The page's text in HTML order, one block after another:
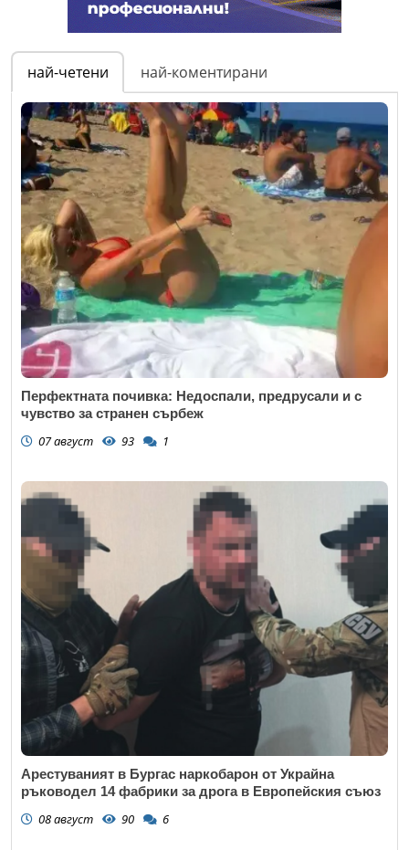
най-четени най-коментирани
Перфектната почивка: Недоспали, предрусали и с
чувство за странен сърбеж
07 август 93 1
Арестуваният в Бургас наркобарон от Украйна
ръководел 14 фабрики за дрога в Европейския съюз
08 август 90 6